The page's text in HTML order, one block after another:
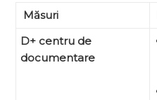
Măsuri
D+ centru de
documentare